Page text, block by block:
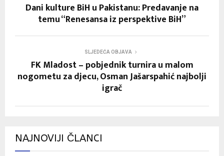
Dani kulture BiH u Pakistanu: Predavanje na
temu “Renesansa iz perspektive BiH”
SLJEDEĆA OBJAVA
FK Mladost – pobjednik turnira u malom
nogometu za djecu, Osman Jašarspahić najbolji
igrač
NAJNOVIJI ČLANCI